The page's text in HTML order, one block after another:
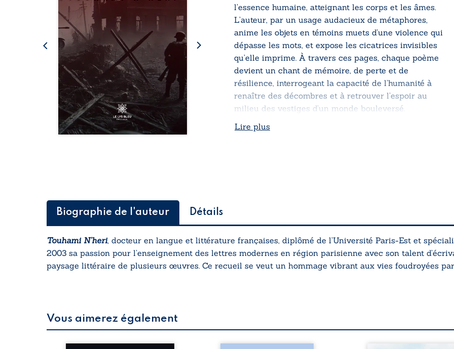
l’essence humaine, atteignant les corps et les âmes.
L’auteur, par un usage audacieux de métaphores,
anime les objets en témoins muets d’une violence qui
dépasse les mots, et expose les cicatrices invisibles
qu’elle imprime. À travers ces pages, chaque poème
devient un chant de mémoire, de perte et de
résilience, interrogeant la capacité de l’humanité à
renaître des décombres et à retrouver l’espoir au
milieu des vestiges d’un monde bouleversé.
Lire plus
Biographie de l'auteur Détails
Touhami N’heri, docteur en langue et littérature françaises, diplômé de l’Université Paris-Est et
2003 sa passion pour l’enseignement des lettres modernes en région parisienne avec son talent
paysage littéraire de plusieurs œuvres. Ce recueil se veut un hommage vibrant aux vies foudroyées
Vous aimerez également